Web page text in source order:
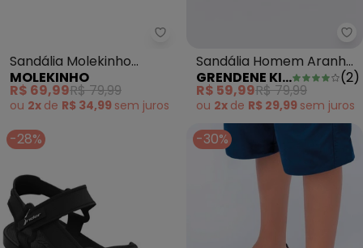
Sandália Molekinho (Branca)
Sandália Molekinho
(Branca)
MOLEKINHO
R$ 69,99R$ 79,99
ou 2x de R$ 34,99 sem juros
Sandália Homem Aranha
Azul
GRENDENE KIDS (2)
R$ 59,99R$ 79,99
ou 2x de R$ 29,99 sem juros
-28% -30%